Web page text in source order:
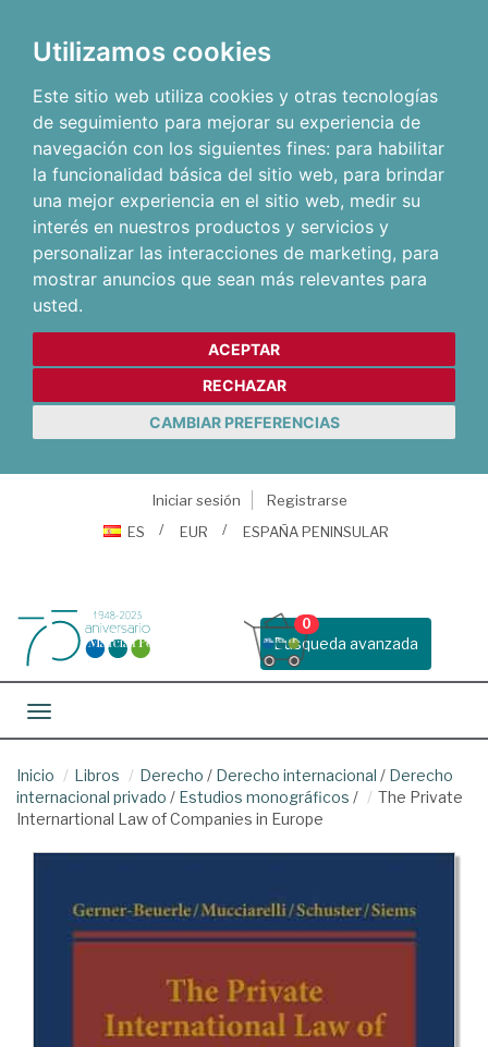
Utilizamos cookies
Este sitio web utiliza cookies y otras tecnologías
de seguimiento para mejorar su experiencia de
navegación con los siguientes fines: para habilitar
la funcionalidad básica del sitio web, para brindar
una mejor experiencia en el sitio web, medir su
interés en nuestros productos y servicios y
personalizar las interacciones de marketing, para
mostrar anuncios que sean más relevantes para
usted.
ACEPTAR
RECHAZAR
CAMBIAR PREFERENCIAS
Iniciar sesión
Registrarse
ES
EUR ESPAÑA PENINSULAR
Busqueda avanzada
0
Toggle navigation
Inicio Libros Derecho / Derecho internacional / Derecho
internacional privado / Estudios monográficos /
The Private
Internartional Law of Companies in Europe